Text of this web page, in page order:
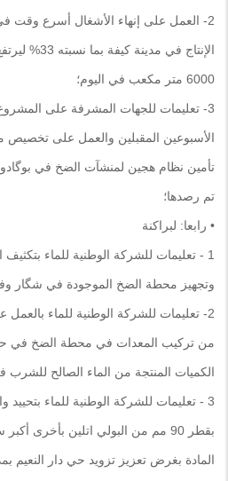
2- العمل على إنهاء الأشغال أسرع وقت
الإنتاج في
6000 متر مكعب في اليوم؛
3- تعليمات للجهات المشرفة على
الأسبوعين المقبلين والعمل على تخصيص
تأمين نظام هجين لمنشآت الضخ في
تم رصدها؛
• رابعا: لبراكنة
1 - تعليمات للشركة الوطنية للماء بتكثيف
وتجهيز محطة الضخ الموجودة في شگار
2- تعليمات للشركة الوطنية للماء بالعمل
من تركيب المعدات في محطة الضخ في
الكميات المنتجة من الماء الصالح
3 - تعليمات للشركة الوطنية للماء بتحييد
المادة بغرض تعزيز تزويد حي دار النعيم